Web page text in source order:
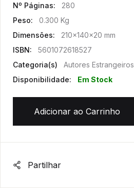
Nº Páginas:
280
Peso:
0.300 Kg
Dimensões:
210x140x20 mm
ISBN:
5601072618527
Categoria(s)
Autores Estrangeiros
Disponibilidade:
Em Stock
Adicionar ao Carrinho
Partilhar